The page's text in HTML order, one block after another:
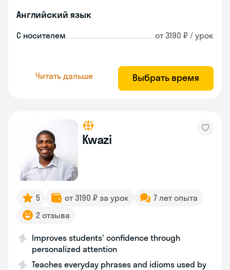
Английский язык
С носителем от 3190 ₽ / урок
Читать дальше Выбрать время
Kwazi
5 от 3190 ₽ за урок
7 лет опыта
2 отзыва
Improves students' confidence through
personalized attention
Teaches everyday phrases and idioms used by